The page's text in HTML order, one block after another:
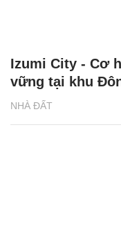
NHÀ ĐẤT
Izumi City - Cơ
vững tại khu